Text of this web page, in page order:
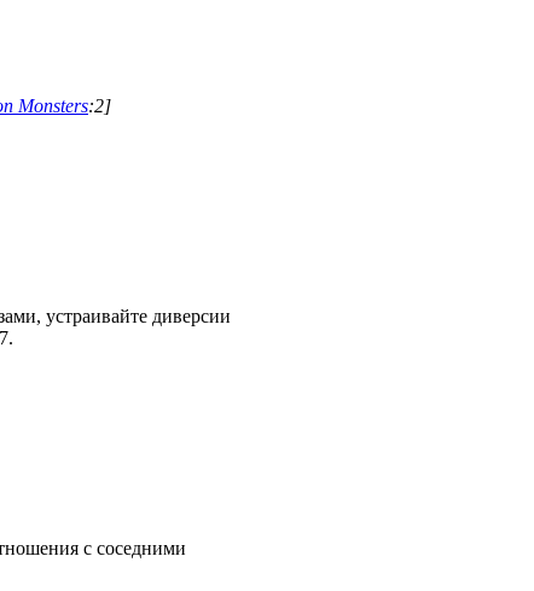
Monsters:2]
устраивайте диверсии
с соседними